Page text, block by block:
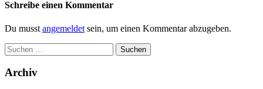
Schreibe einen Kommentar
Du musst angemeldet sein, um einen Kommentar abzugeben.
Suchen
nach:
Archiv